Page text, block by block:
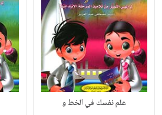
علم نفسك في الخط و